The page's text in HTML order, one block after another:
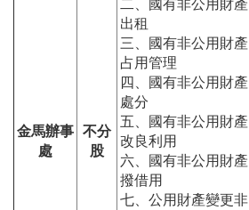
金馬辦事
處
不分
股
二、國有非公用財產
出租
三、國有非公用財產
占用管理
四、國有非公用財產
處分
五、國有非公用財產
改良利用
六、國有非公用財產
撥借用
七、公用財產變更非